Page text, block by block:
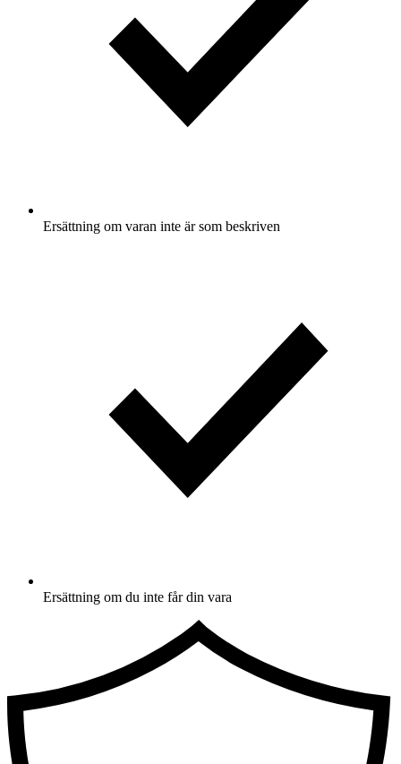
Ersättning om varan inte är som beskriven
Ersättning om du inte får din vara